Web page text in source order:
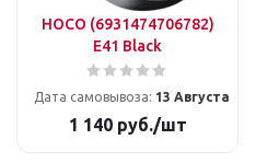
HOCO (6931474706782)
E41 Black
Дата самовывоза: 13 Августа
1 140руб./шт